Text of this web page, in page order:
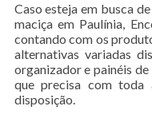
Caso esteja em busca
maciça em Paulínia,
contando com os
alternativas variadas
organizador e painéis
que precisa com toda
disposição.